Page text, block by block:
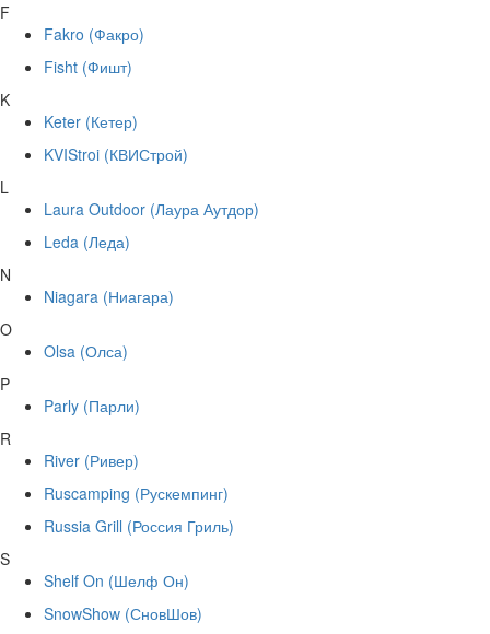
F
Fakro (Факро)
Fisht (Фишт)
K
Keter (Кетер)
KVIStroi (КВИСтрой)
L
Laura Outdoor (Лаура Аутдор)
Leda (Леда)
N
Niagara (Ниагара)
O
Olsa (Олса)
P
Parly (Парли)
R
River (Ривер)
Ruscamping (Рускемпинг)
Russia Grill (Россия Гриль)
S
Shelf On (Шелф Он)
SnowShow (СновШов)